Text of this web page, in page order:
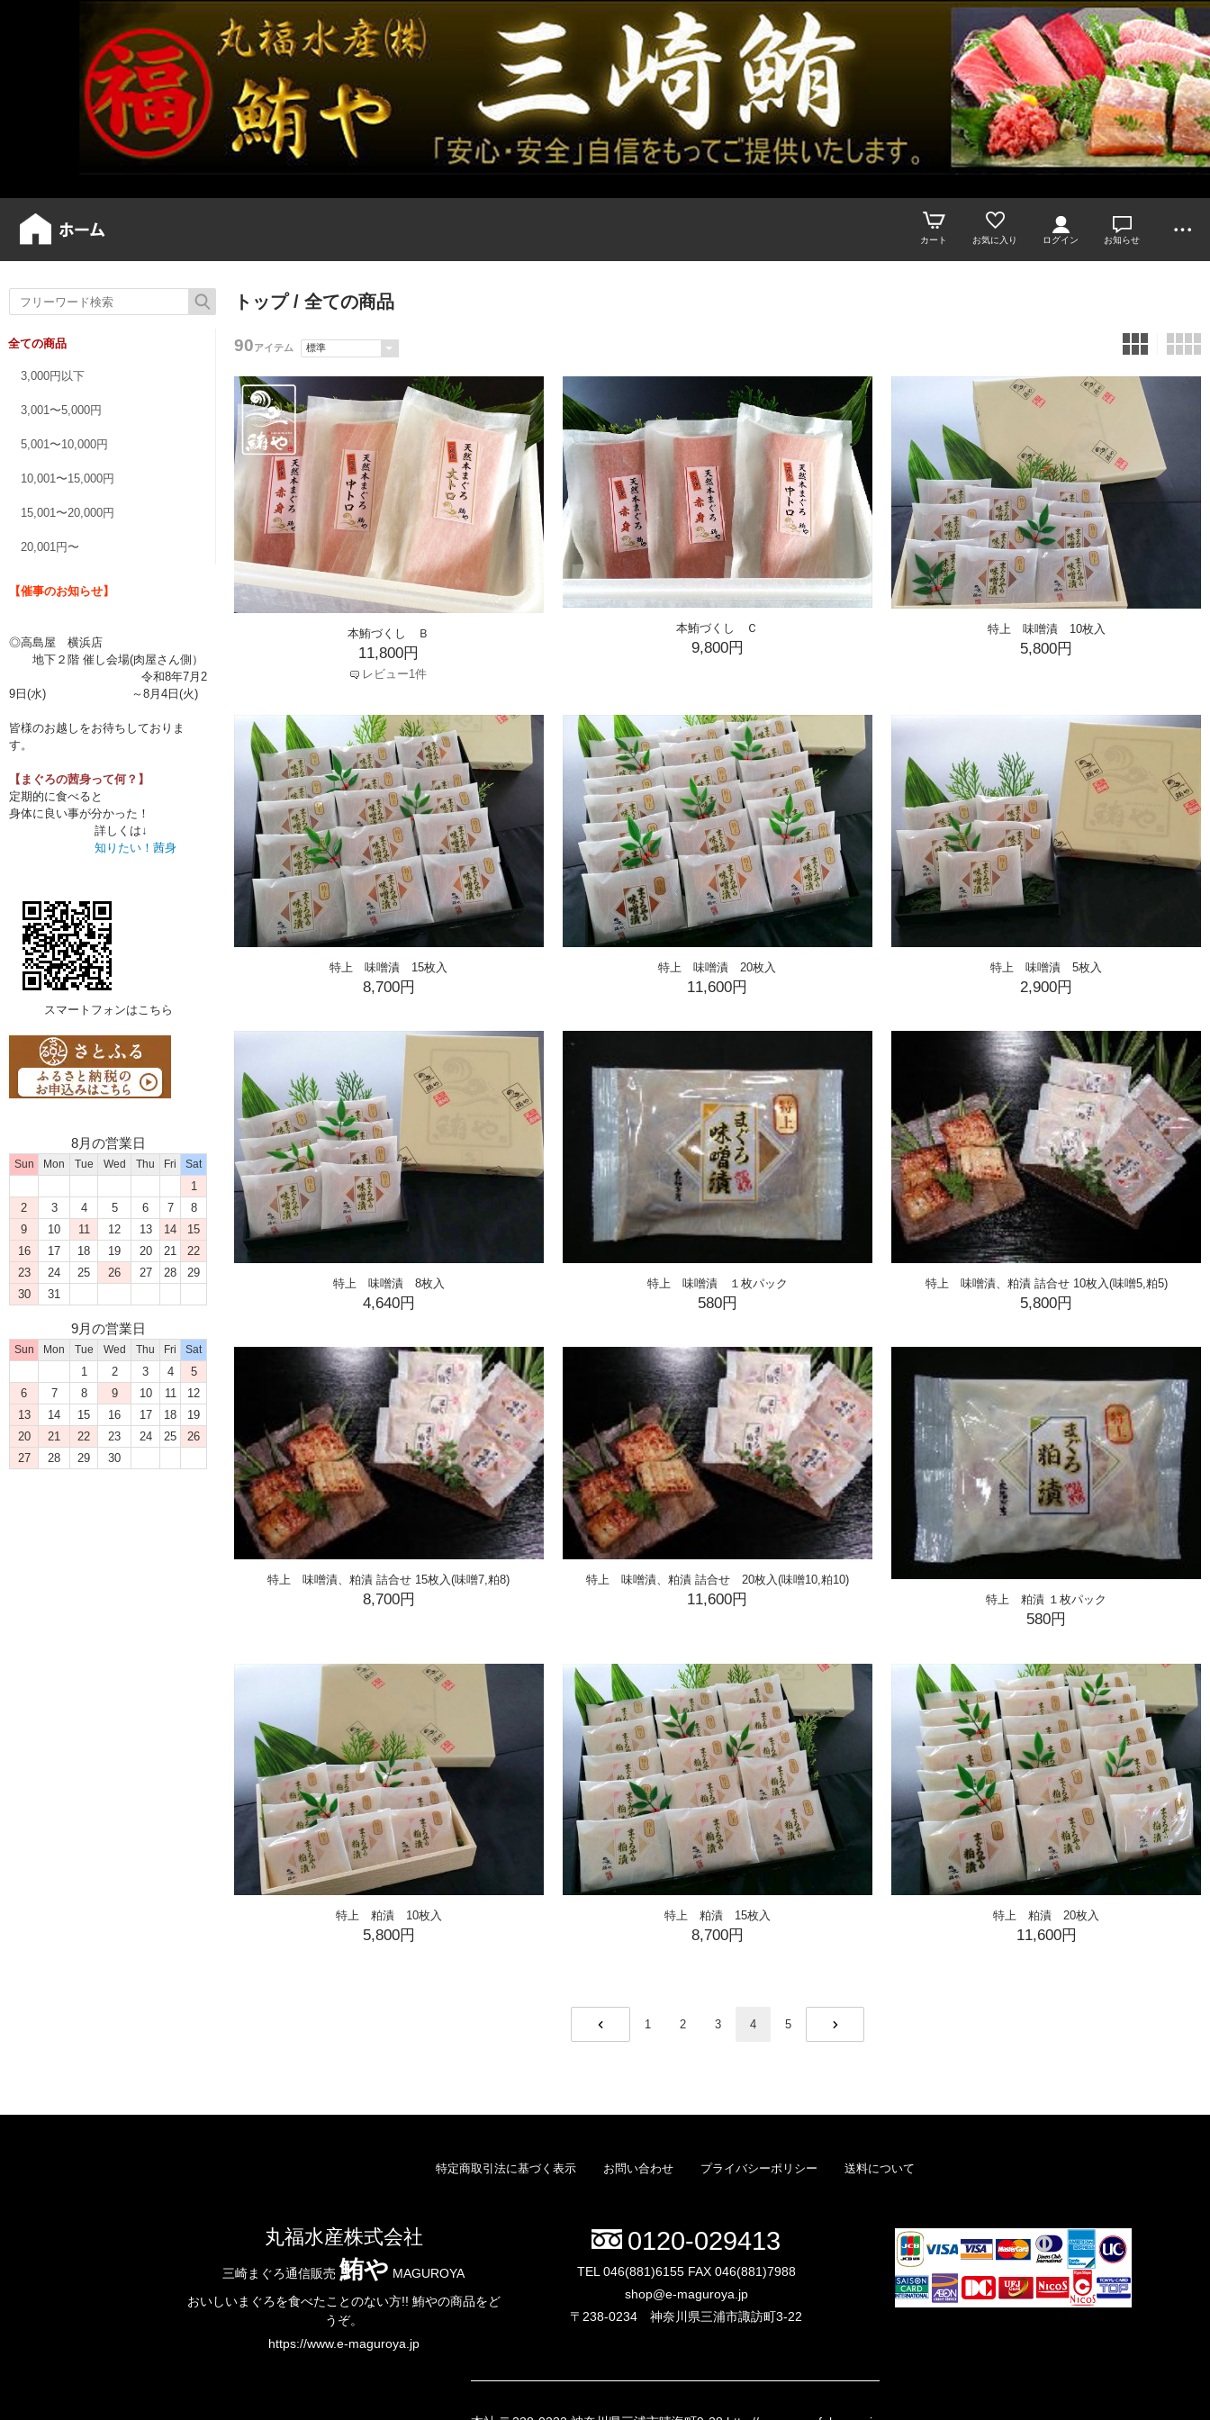
カート お気に入り ログイン お知らせ
全ての商品
3,000円以下
3,001〜5,000円
5,001〜10,000円
10,001〜15,000円
15,001〜20,000円
20,001円〜
【催事のお知らせ】
◎高島屋 横浜店
地下２階 催し会場(肉屋さん側）
令和8年7月2
9日(水) ～8月4日(火)
皆様のお越しをお待ちしておりま
す。
【まぐろの茜身って何？】
定期的に食べると
身体に良い事が分かった！
詳しくは↓
知りたい！茜身
スマートフォンはこちら
8月の営業日
Sun Mon Tue Wed Thu Fri Sat
1
2
3 4 5 6 7
8
9
10 11 12 13 14
15
16
17 18 19 20 21
22
23
24 25 26 27 28
29
30
31
9月の営業日
Sun Mon Tue Wed Thu Fri Sat
1 2 3 4
5
6
7 8 9 10 11
12
13
14 15 16 17 18
19
20
21 22 23 24 25
26
27
28 29 30
トップ/ 全ての商品
90アイテム
本鮪づくし Ｂ
11,800円
レビュー1件
本鮪づくし Ｃ
9,800円
特上 味噌漬 10枚入
5,800円
特上 味噌漬 15枚入
8,700円
特上 味噌漬 20枚入
11,600円
特上 味噌漬 5枚入
2,900円
特上 味噌漬 8枚入
4,640円
特上 味噌漬 １枚パック
580円
特上 味噌漬、粕漬 詰合せ 10枚入(味噌5,粕5)
5,800円
特上 味噌漬、粕漬 詰合せ 15枚入(味噌7,粕8)
8,700円
特上 味噌漬、粕漬 詰合せ 20枚入(味噌10,粕10)
11,600円 特上 粕漬 １枚パック
580円
特上 粕漬 10枚入
5,800円
特上 粕漬 15枚入
8,700円
特上 粕漬 20枚入
11,600円
1 2 3 4
5
特定商取引法に基づく表示 お問い合わせ プライバシーポリシー 送料について
丸福水産株式会社
三崎まぐろ通信販売 鮪や MAGUROYA
おいしいまぐろを食べたことのない方!! 鮪やの商品をど
うぞ。
https://www.e-maguroya.jp
0120-029413
TEL 046(881)6155 FAX 046(881)7988
shop@e-maguroya.jp
〒238-0234 神奈川県三浦市諏訪町3-22